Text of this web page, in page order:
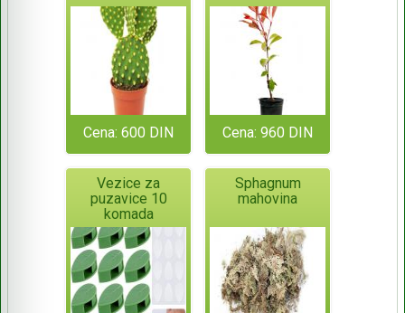
Cena: 600 DIN Cena: 960 DIN
Vezice za
puzavice 10
komada
Sphagnum
mahovina